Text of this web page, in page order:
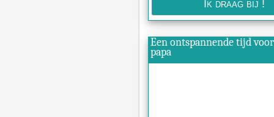
Een ontspannende tijd
papa